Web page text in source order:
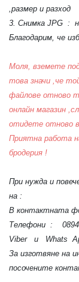
,размер и разход
3. Снимка JPG :
Благодарим, че
Моля, вземете
това значи ,че
файлове отново
онлайн магазин
отидете отново
Приятна работа
бродерия !
При нужда и
на :
В контактната
Телефони : 0894
Viber и Whats
За изготвяне на
посочените